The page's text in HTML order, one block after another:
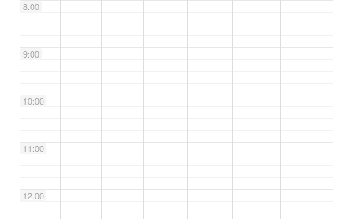
8:00
9:00
10:00
11:00
12:00